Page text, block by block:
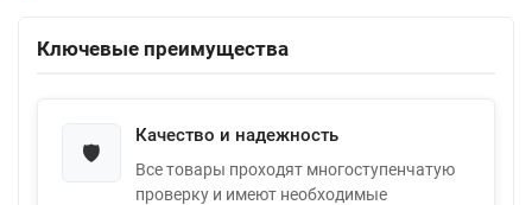
Ключевые преимущества
🛡️
Качество и надежность
Все товары проходят многоступенчатую
проверку и имеют необходимые